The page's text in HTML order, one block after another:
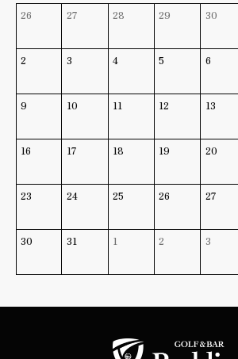
26 27 28 29 30
2 3 4 5 6
9 10 11 12 13
16 17 18 19 20
23 24 25 26 27
30 31 1 2 3